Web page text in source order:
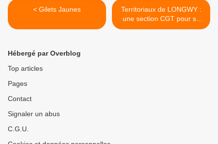
< Gilets Jaunes
Territoriaux de LONGWY :
une section CGT pour se
défendre et se faire
Hébergé par Overblog
Top articles
Pages
Contact
Signaler un abus
C.G.U.